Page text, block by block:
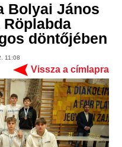
Bolyai János
Röplabda
döntőjében
11:08
Vissza a címlapra